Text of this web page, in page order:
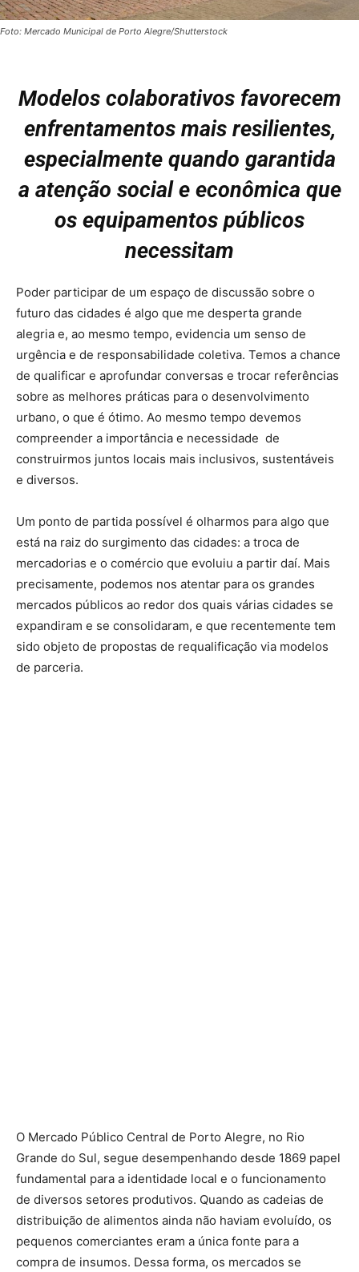
Foto: Mercado Municipal de Porto Alegre/Shutterstock
Modelos colaborativos favorecem
enfrentamentos mais resilientes,
especialmente quando garantida
a atenção social e econômica que
os equipamentos públicos
necessitam
Poder participar de um espaço de discussão sobre o
futuro das cidades é algo que me desperta grande
alegria e, ao mesmo tempo, evidencia um senso de
urgência e de responsabilidade coletiva. Temos a chance
de qualificar e aprofundar conversas e trocar referências
sobre as melhores práticas para o desenvolvimento
urbano, o que é ótimo. Ao mesmo tempo devemos
compreender a importância e necessidade de
construirmos juntos locais mais inclusivos, sustentáveis
e diversos.
Um ponto de partida possível é olharmos para algo que
está na raiz do surgimento das cidades: a troca de
mercadorias e o comércio que evoluiu a partir daí. Mais
precisamente, podemos nos atentar para os grandes
mercados públicos ao redor dos quais várias cidades se
expandiram e se consolidaram, e que recentemente tem
sido objeto de propostas de requalificação via modelos
de parceria.
O Mercado Público Central de Porto Alegre, no Rio
Grande do Sul, segue desempenhando desde 1869 papel
fundamental para a identidade local e o funcionamento
de diversos setores produtivos. Quando as cadeias de
distribuição de alimentos ainda não haviam evoluído, os
pequenos comerciantes eram a única fonte para a
compra de insumos. Dessa forma, os mercados se